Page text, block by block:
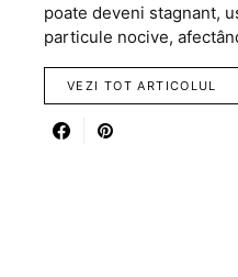
poate deveni stagnant,
particule nocive,
VEZI TOT ARTICOLUL